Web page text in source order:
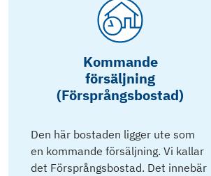
Kommande
försäljning
(Försprångsbostad)
Den här bostaden ligger ute som
en kommande försäljning. Vi kallar
det Försprångsbostad. Det innebär